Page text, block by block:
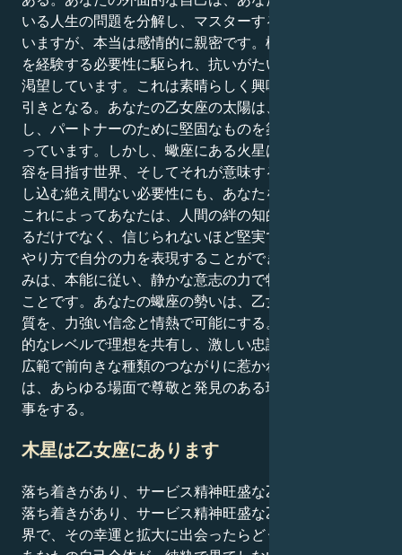
いる人生の問題を分解し、マスターすることに繁栄して
いますが、本当は感情的に親密です。権力の脆弱な裏側
を経験する必要性に駆られ、抗いがたい強さで親密さを
渇望しています。これは素晴らしく興味をそそる美の綱
引きとなる。あなたの乙女座の太陽は、すべてを修復
し、パートナーのために堅固なものを築き上げたいと思
っています。しかし、蠍座にある火星は、深い情熱、変
容を目指す世界、そしてそれが意味するものの深みに差
し込む絶え間ない必要性にも、あなたを引き寄せます。
これによってあなたは、人間の絆の知的な深みを感じ取
るだけでなく、信じられないほど堅実で忠実で献身的な
やり方で自分の力を表現することができる。あなたの強
みは、本能に従い、静かな意志の力で物事を実現できる
ことです。あなたの蠍座の勢いは、乙女座の分析的な性
質を、力強い信念と情熱で可能にする。あなたは、精神
的なレベルで理想を共有し、激しい忠誠心に根ざした、
広範で前向きな種類のつながりに惹かれます。あなた
は、あらゆる場面で尊敬と発見のある環境で、最高の仕
事をする。
木星は乙女座にあります
落ち着きがあり、サービス精神旺盛な乙女座の太陽が、
落ち着きがあり、サービス精神旺盛な乙女座の木星の世
界で、その幸運と拡大に出会ったらどうなるだろうか？